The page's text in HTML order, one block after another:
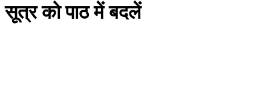
सूत्र को पाठ में बदलें